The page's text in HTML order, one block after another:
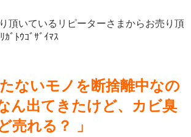
頂いているリピーターさまからお売り頂
ﾞﾄｳｺﾞｻﾞｲﾏｽ
たないモノを断捨離中なの
ん出てきたけど、カビ臭
売れる？ 」